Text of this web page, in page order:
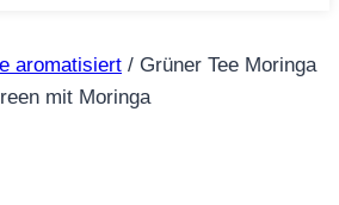
aromatisiert / Grüner Tee Moringa
mit Moringa